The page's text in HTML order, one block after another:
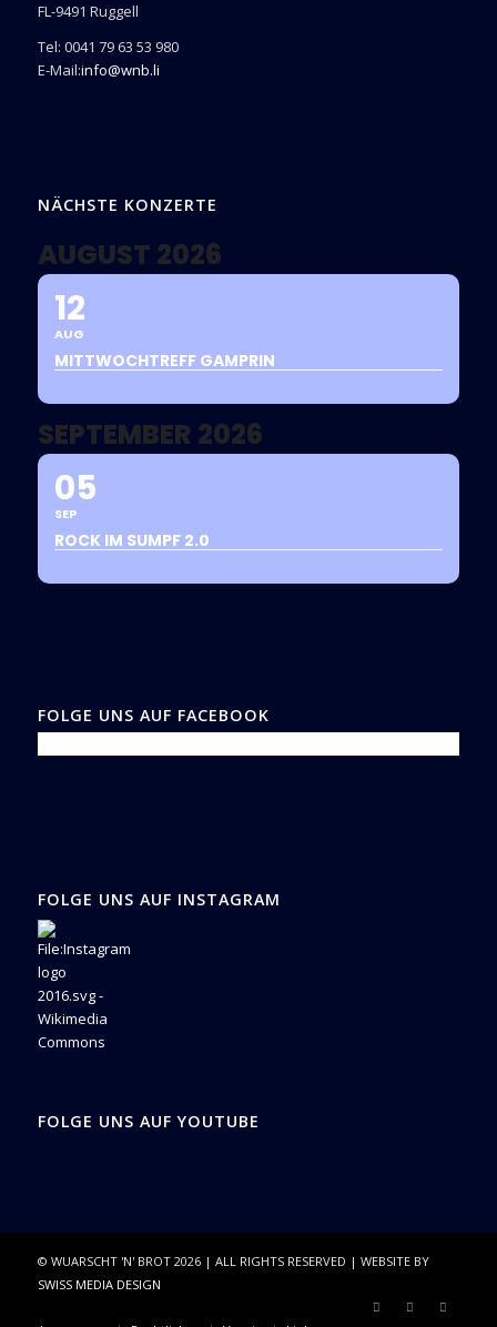
FL-9491 Ruggell
Tel: 0041 79 63 53 980
E-Mail:info@wnb.li
NÄCHSTE KONZERTE
AUGUST 2026
12
AUG
MITTWOCHTREFF GAMPRIN
SEPTEMBER 2026
05
SEP
ROCK IM SUMPF 2.0
FOLGE UNS AUF FACEBOOK
FOLGE UNS AUF INSTAGRAM
FOLGE UNS AUF YOUTUBE
© WUARSCHT 'N' BROT 2026| ALL RIGHTS RESERVED | WEBSITE BY
SWISS MEDIA DESIGN